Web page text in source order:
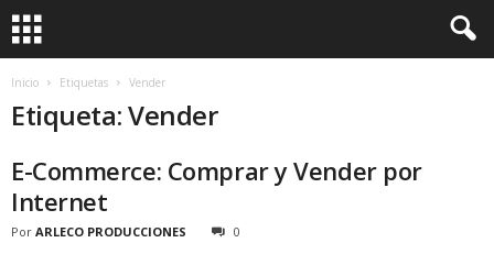
Inicio Etiquetas Vender
Etiqueta: Vender
E-Commerce: Comprar y Vender por
Internet
Por ARLECO PRODUCCIONES 0